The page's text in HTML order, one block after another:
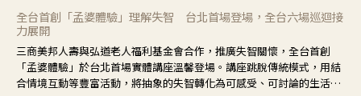
全台首創「孟婆體驗」理解失智 台北首場登場，全台六場巡迴接
力展開
三商美邦人壽與弘道老人福利基金會合作，推廣失智關懷，全台首創
「孟婆體驗」於台北首場實體講座溫馨登場。講座跳脫傳統模式，用結
合情境互動等豐富活動，將抽象的失智轉化為可感受、可討論的生活情